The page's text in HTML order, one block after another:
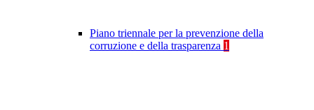
Piano triennale per la prevenzione della
corruzione e della trasparenza 1